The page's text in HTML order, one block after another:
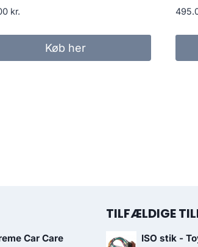
kr.
Køb her
Car Care
TILFÆLDIGE
ISO stik -